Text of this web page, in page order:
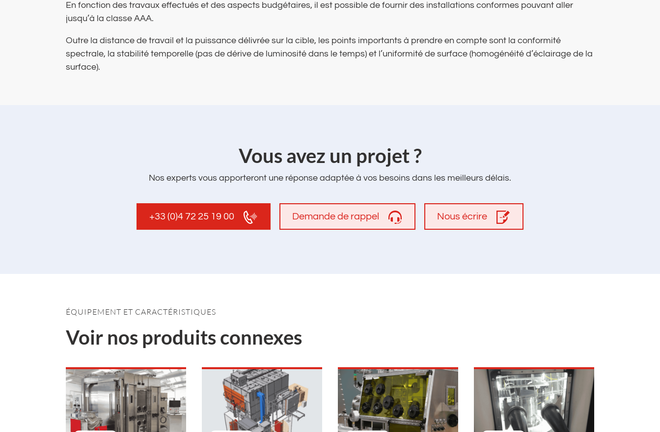
En fonction des travaux effectués et des aspects budgétaires, il est possible de fournir des installations conformes pouvant aller
jusqu’à la classe AAA.
Outre la distance de travail et la puissance délivrée sur la cible, les points importants à prendre en compte sont la conformité
spectrale, la stabilité temporelle (pas de dérive de luminosité dans le temps) et l’uniformité de surface (homogénéité d’éclairage de la
surface).
‌Vous avez un projet ?
Nos experts vous apporteront une réponse adaptée à vos besoins dans les meilleurs délais.
+33 (0)4 72 25 19 00 Demande de rappel Nous écrire
ÉQUIPEMENT ET CARACTÉRISTIQUES
Voir nos produits connexes